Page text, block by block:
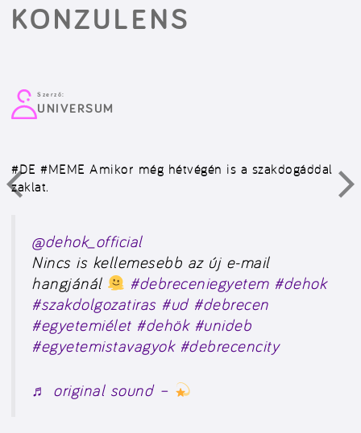
KONZULENS
Szerző:
UNIVERSUM
#DE #MEME Amikor még hétvégén is a szakdogáddal
zaklat.
@dehok_official
Nincs is kellemesebb az új e-mail
hangjánál
#debreceniegyetem #dehok
#szakdolgozatiras #ud #debrecen
#egyetemiélet #dehök #unideb
#egyetemistavagyok #debrecencity
♬ original sound –